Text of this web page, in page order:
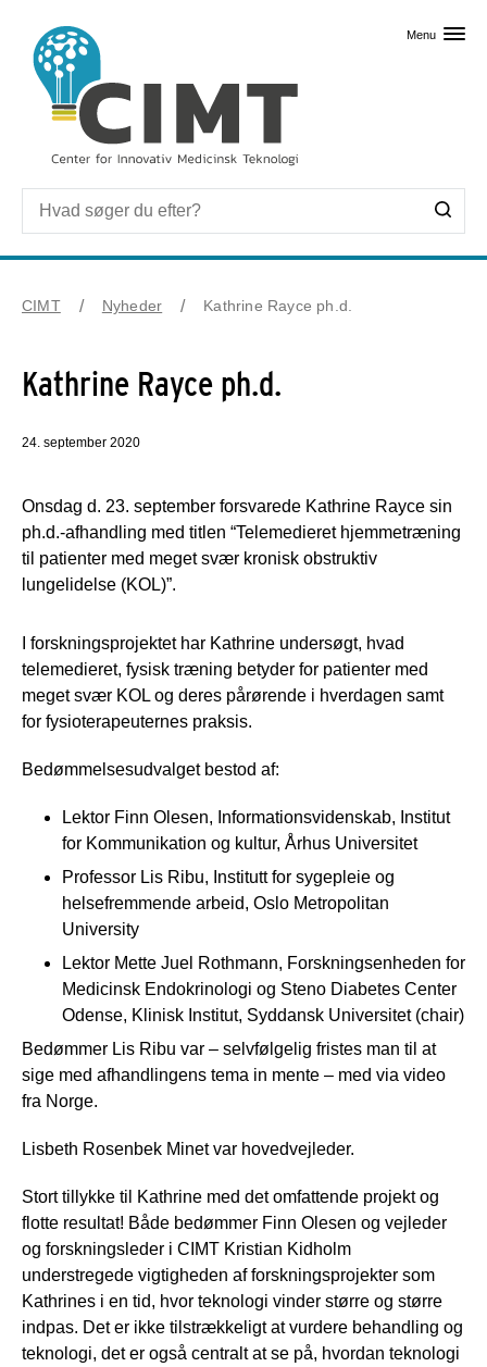
Menu
CIMT Nyheder Kathrine Rayce ph.d.
Kathrine Rayce ph.d.
24. september 2020
Onsdag d. 23. september forsvarede Kathrine Rayce sin
ph.d.-afhandling med titlen “Telemedieret hjemmetræning
til patienter med meget svær kronisk obstruktiv
lungelidelse (KOL)”.
I forskningsprojektet har Kathrine undersøgt, hvad
telemedieret, fysisk træning betyder for patienter med
meget svær KOL og deres pårørende i hverdagen samt
for fysioterapeuternes praksis.
Bedømmelsesudvalget bestod af:
Lektor Finn Olesen, Informationsvidenskab, Institut
for Kommunikation og kultur, Århus Universitet
Professor Lis Ribu, Institutt for sygepleie og
helsefremmende arbeid, Oslo Metropolitan
University
Lektor Mette Juel Rothmann, Forskningsenheden for
Medicinsk Endokrinologi og Steno Diabetes Center
Odense, Klinisk Institut, Syddansk Universitet (chair)
Bedømmer Lis Ribu var – selvfølgelig fristes man til at
sige med afhandlingens tema in mente – med via video
fra Norge.
Lisbeth Rosenbek Minet var hovedvejleder.
Stort tillykke til Kathrine med det omfattende projekt og
flotte resultat! Både bedømmer Finn Olesen og vejleder
og forskningsleder i CIMT Kristian Kidholm
understregede vigtigheden af forskningsprojekter som
Kathrines i en tid, hvor teknologi vinder større og større
indpas. Det er ikke tilstrækkeligt at vurdere behandling og
teknologi, det er også centralt at se på, hvordan teknologi